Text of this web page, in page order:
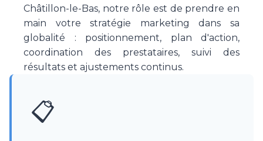
Châtillon-le-Bas, notre rôle est de prendre en
main votre stratégie marketing dans sa
globalité : positionnement, plan d'action,
coordination des prestataires, suivi des
résultats et ajustements continus.
📋